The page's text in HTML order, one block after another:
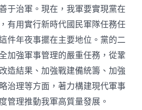
于治軍。現在，我軍要實現黨在
有用實行新時代國民軍隊任務任
件年夜事擺在主要地位。黨的二
加強軍事管理的嚴重任務，從鞏
造結果、加強戰建備統籌、加強
治理等方面，著力構建現代軍事
管理推動我軍高質量發展。